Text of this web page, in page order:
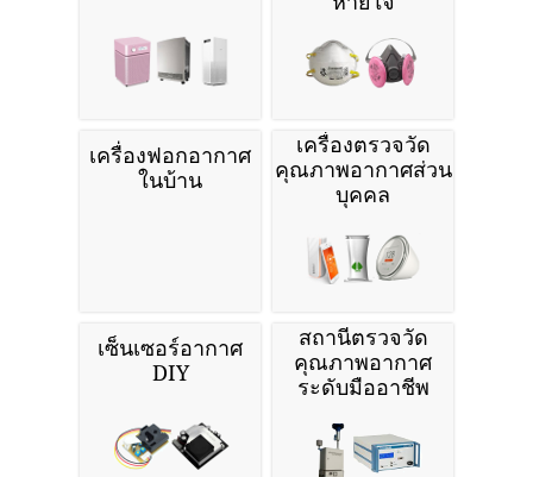
เครื่องฟอกอากาศ
ในบ้าน
เครื่องตรวจวัด
คุณภาพอากาศส่วน
บุคคล
เซ็นเซอร์อากาศ
DIY
สถานีตรวจวัด
คุณภาพอากาศ
ระดับมืออาชีพ